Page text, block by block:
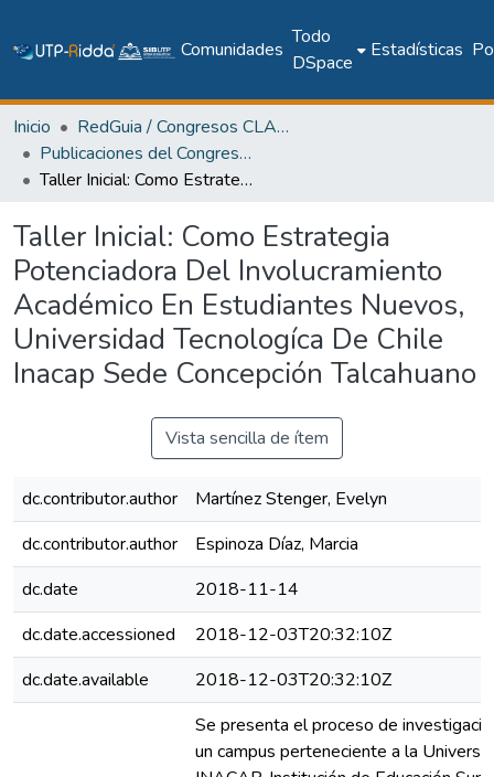
Comunidades
Todo
DSpace
Estadísticas
Inicio
RedGuia / Congresos CLABES
Publicaciones del Congreso Internacional CLABES
Taller Inicial: Como Estrategia Potenciadora Del Involucramiento Académico En Estudiantes Nuevos, Universidad Tecnologíca De Chile Inacap Sede Concepción Talcahuano
Taller Inicial: Como Estrategia
Potenciadora Del Involucramiento
Académico En Estudiantes Nuevos,
Universidad Tecnologíca De Chile
Inacap Sede Concepción Talcahuano
Vista sencilla de ítem
dc.contributor.author
Martínez Stenger, Evelyn
dc.contributor.author
Espinoza Díaz, Marcia
dc.date
2018-11-14
dc.date.accessioned
2018-12-03T20:32:10Z
dc.date.available
2018-12-03T20:32:10Z
Se presenta el proceso de
un campus perteneciente a la